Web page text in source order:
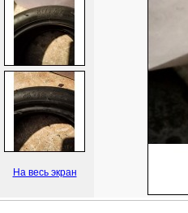
На весь экран